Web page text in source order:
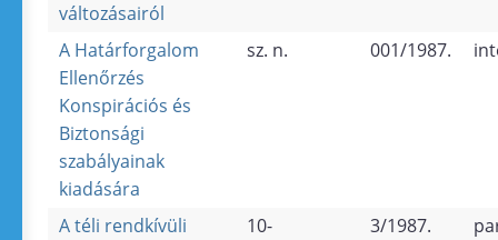
változásairól
A Határforgalom
Ellenőrzés
Konspirációs és
Biztonsági
szabályainak
kiadására
sz. n. 001/1987.
A téli rendkívüli
10-
3/1987.